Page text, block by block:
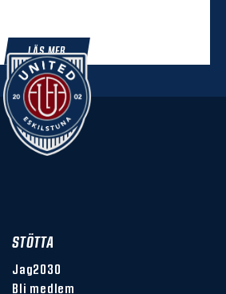
LÄS MER
STÖTTA
Jag2030
Bli medlem